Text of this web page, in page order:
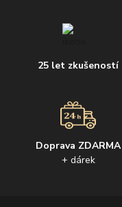
25 let zkušeností
Doprava ZDARMA
+ dárek